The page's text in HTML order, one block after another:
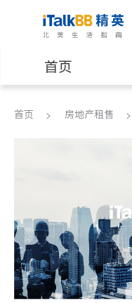
首页
医生
养老
首页 房地产租售